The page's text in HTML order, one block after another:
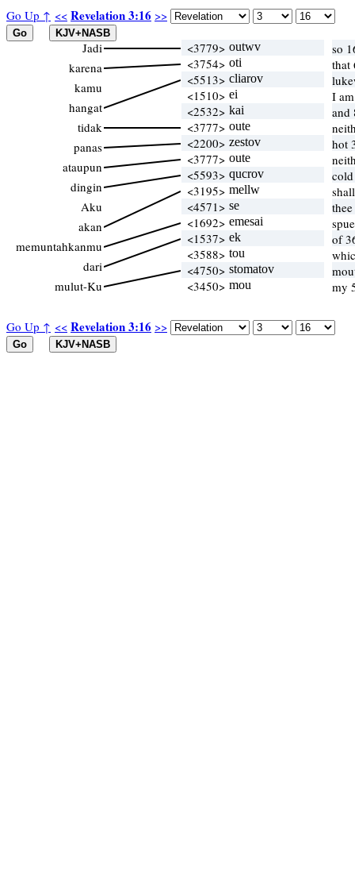
Go Up ↑ << Revelation 3:16 >>
Go Up ↑ << Revelation 3:16 >>
Jadi
karena
kamu
hangat
tidak
panas
ataupun
dingin
Aku
akan
memuntahkanmu
dari
mulut-Ku
<3779> outwv
so
<3754> oti
that
<5513> cliarov
<1510> ei
I
<2532> kai
and
<3777> oute
<2200> zestov
hot
<3777> oute
<5593> qucrov
<3195> mellw
<4571> se
<1692> emesai
<1537> ek
of
<3588> tou
<4750> stomatov
<3450> mou my